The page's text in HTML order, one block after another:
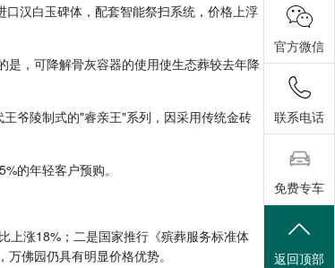
汉白玉碑体，配套智能祭扫系统，价格上浮
，可降解骨灰容器的使用使生态葬较去年降
爷陵制式的"睿亲王"系列，因采用传统金砖
的年轻客户预购。
上涨18%；二是国家推行《殡葬服务标准体
佛园仍具有明显价格优势。
官方微信
联系电话
免费专车
返回顶部